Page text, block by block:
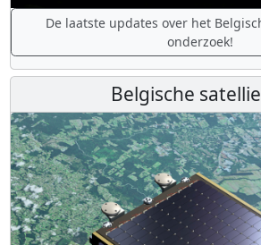
De laatste updates over het
onderzoek!
Belgische